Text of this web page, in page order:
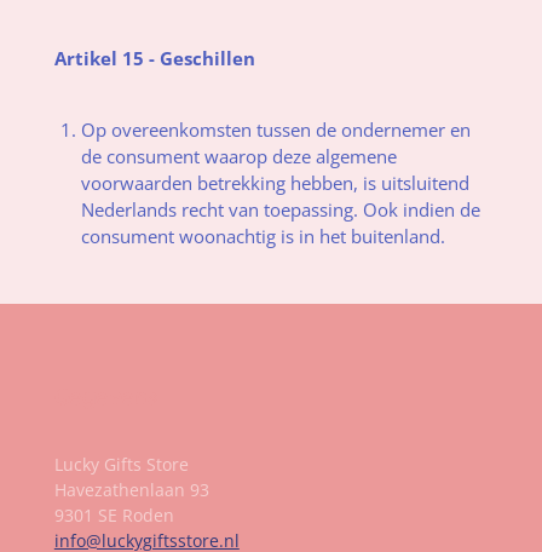
Artikel 15 - Geschillen
Op overeenkomsten tussen de ondernemer en
de consument waarop deze algemene
voorwaarden betrekking hebben, is uitsluitend
Nederlands recht van toepassing. Ook indien de
consument woonachtig is in het buitenland.
Lucky Gifts Store
Havezathenlaan 93
9301 SE Roden
info@luckygiftsstore.nl